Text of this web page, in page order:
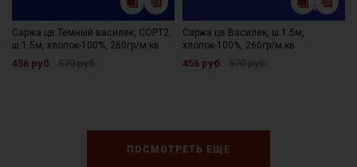
Саржа цв.Темный василек, СОРТ2,
ш.1.5м, хлопок-100%, 260гр/м.кв
456 руб. 570 руб.
Саржа цв.Василек, ш.1.5м,
хлопок-100%, 260гр/м.кв
456 руб. 570 руб.
ПОСМОТРЕТЬ ЕЩЕ